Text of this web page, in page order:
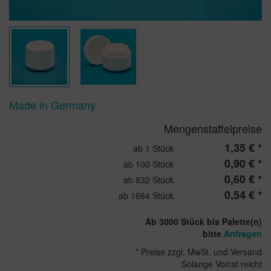
Made in Germany
Mengenstaffelpreise
ab 1 Stück 1,35 € *
ab 100 Stück 0,90 € *
ab 832 Stück 0,60 € *
ab 1664 Stück 0,54 € *
Ab 3000 Stück bis Palette(n)
bitte Anfragen
* Preise zzgl. MwSt. und Versand
Solange Vorrat reicht